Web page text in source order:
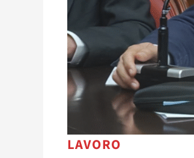
LAVORO